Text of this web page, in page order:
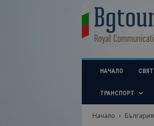
u
i
b
НАЧАЛО СВЯТ
ТРАНСПОРТ
Начало България